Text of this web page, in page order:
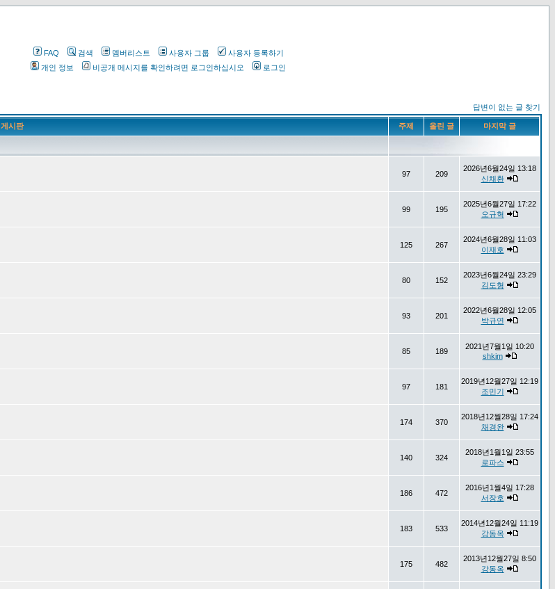
FAQ 검색 멤버리스트 사용자 그룹
사용자 등록하기
개인 정보
비공개 메시지를 확인하려면 로그인하십시오 로그인
답변이 없는 글 찾기
게시판 주제 올린 글 마지막 글
97 209
2026년6월24일 13:18
신채환
99 195
2025년6월27일 17:22
오규혁
125 267
2024년6월28일 11:03
이재호
80 152
2023년6월24일 23:29
김도형
93 201
2022년6월28일 12:05
박규연
85 189
2021년7월1일 10:20
shkim
97 181
2019년12월27일 12:19
조민기
174 370
2018년12월28일 17:24
채경완
140 324
2018년1월1일 23:55
로파스
186 472
2016년1월4일 17:28
서장호
183 533
2014년12월24일 11:19
강동옥
175 482
2013년12월27일 8:50
강동옥